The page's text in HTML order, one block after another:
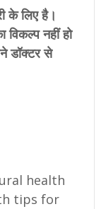
के लिए है।
विकल्प नहीं हो
डॉक्टर से
health
tips for